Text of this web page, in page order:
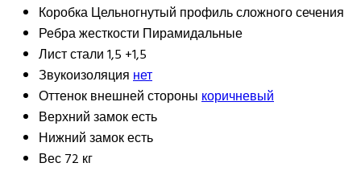
КоробкаЦельногнутый профиль сложного сечения
Ребра жесткости Пирамидальные
Лист стали1,5 +1,5
Звукоизоляциянет
Оттенок внешней стороныкоричневый
Верхний замокесть
Нижний замокесть
Вес72 кг